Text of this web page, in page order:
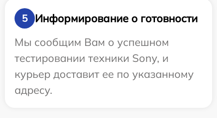
5
Информирование о готовности
Мы сообщим Вам о успешном
тестировании техники Sony, и
курьер доставит ее по указанному
адресу.